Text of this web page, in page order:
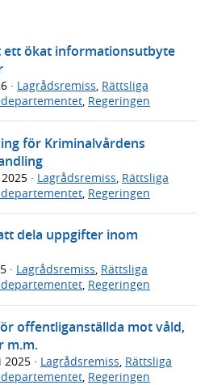
ett ökat informationsutbyte
· Lagrådsremiss, Rättsliga
, Regeringen
för Kriminalvårdens
· Lagrådsremiss Rättsliga
Regeringen
dela uppgifter inom
· Lagrådsremiss, Rättsliga
, Regeringen
offentliganställda mot våld,
m.m.
2025 · Lagrådsremiss, Rättsliga
, Regeringen